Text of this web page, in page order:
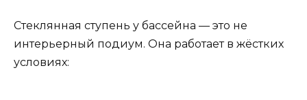
Стеклянная ступень у бассейна — это не
интерьерный подиум. Она работает в жёстких
условиях: